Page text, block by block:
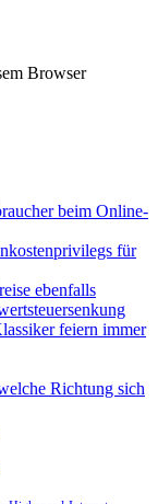
Browser
beim Online-
für
ebenfalls
feiern immer
Richtung sich